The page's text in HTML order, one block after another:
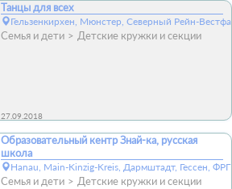
Танцы для всех
Гельзенкирхен, Мюнстер, Северный Рейн-
Семья и дети Детские кружки и секции
27.09.2018
Образовательный кентр Знай-ка, русская
школа
Hanau, Main-Kinzig-Kreis, Дармштадт, Гессен, ФРГ
Семья и дети Детские кружки и секции